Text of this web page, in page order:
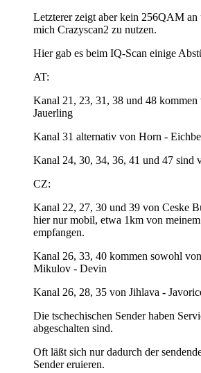
Letzterer zeigt aber kein 256QAM an
mich Crazyscan2 zu nutzen.
Hier gab es beim IQ-Scan einige
AT:
Kanal 21, 23, 31, 38 und 48 kommen
Jauerling
Kanal 31 alternativ von Horn -
Kanal 24, 30, 34, 36, 41 und 47 sind
CZ:
Kanal 22, 27, 30 und 39 von Ceske
hier nur mobil, etwa 1km von
empfangen.
Kanal 26, 33, 40 kommen sowohl
Mikulov - Devin
Kanal 26, 28, 35 von Jihlava -
Die tschechischen Sender haben
abgeschalten sind.
Oft läßt sich nur dadurch der
Sender eruieren.